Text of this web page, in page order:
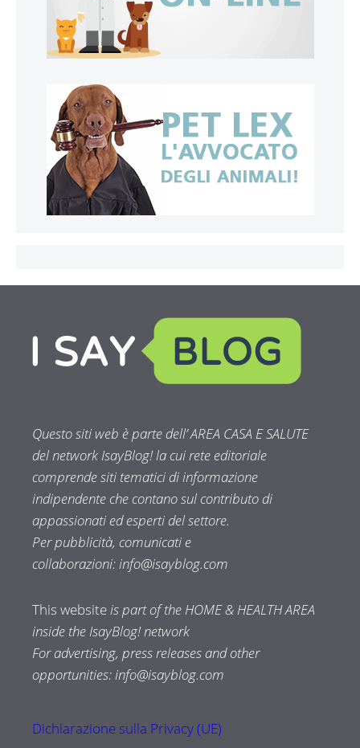
Questo siti web è parte dell’ AREA CASA E SALUTE
del network IsayBlog! la cui rete editoriale
comprende siti tematici di informazione
indipendente che contano sul contributo di
appassionati ed esperti del settore.
Per pubblicità, comunicati e
collaborazioni:info@isayblog.com
This websiteis part of the HOME & HEALTH AREA
inside the IsayBlog! network
For advertising, press releases and other
opportunities:info@isayblog.com
Dichiarazione sulla Privacy (UE)